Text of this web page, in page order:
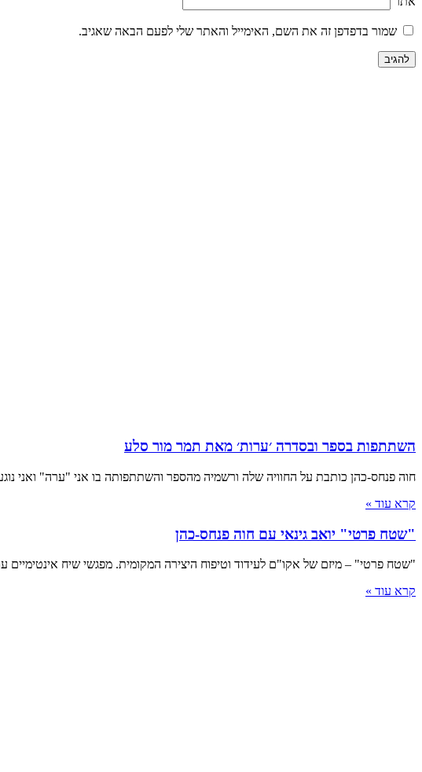
שמור בדפדפן זה את השם, האימייל והאתר שלי לפעם הבאה שאגיב.
השתתפות בספר ובסדרה ׳ערות׳ מאת תמר מור סלע
חוה פנחס-כהן כותבת על החוויה שלה ורשמיה מהספר והשתתפותה בו אני "ערה" ואני
קרא עוד »
"שטח פרטי" יואב גינאי עם חוה פנחס-כהן
"שטח פרטי" – מיזם של אקו"ם לעידוד וטיפוח היצירה המקומית. מפגשי שיח אינטימיים עם
קרא עוד »